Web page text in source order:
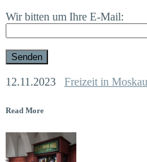
Wir bitten um Ihre E-Mail:
12.11.2023 Freizeit in Moskau
Read More